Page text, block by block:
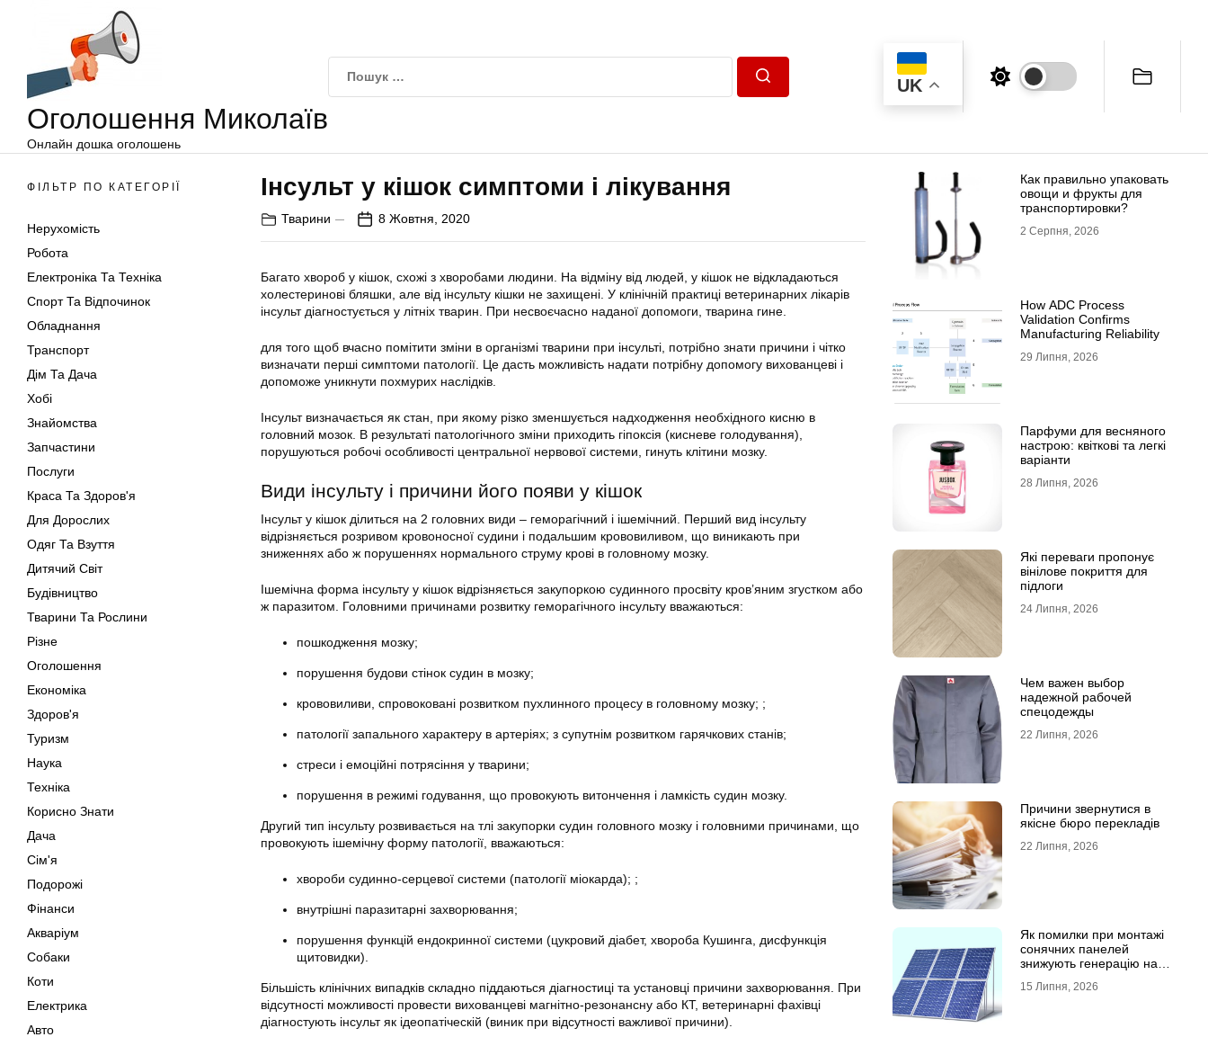
Оголошення Миколаїв
Онлайн дошка оголошень
UK
ФІЛЬТР ПО КАТЕГОРІЇ
Нерухомість
Робота
Електроніка Та Техніка
Спорт Та Відпочинок
Обладнання
Транспорт
Дім Та Дача
Хобі
Знайомства
Запчастини
Послуги
Краса Та Здоров'я
Для Дорослих
Одяг Та Взуття
Дитячий Світ
Будівництво
Тварини Та Рослини
Різне
Оголошення
Економіка
Здоров'я
Туризм
Наука
Техніка
Корисно Знати
Дача
Сім'я
Подорожі
Фінанси
Акваріум
Собаки
Коти
Електрика
Авто
Інсульт у кішок симптоми і лікування
Тварини 8 Жовтня, 2020
Багато хвороб у кішок, схожі з хворобами людини. На відміну від людей, у кішок не відкладаються
холестеринові бляшки, але від інсульту кішки не захищені. У клінічній практиці ветеринарних лікарів
інсульт діагностується у літніх тварин. При несвоєчасно наданої допомоги, тварина гине.
для того щоб вчасно помітити зміни в організмі тварини при інсульті, потрібно знати причини і чітко
визначати перші симптоми патології. Це дасть можливість надати потрібну допомогу вихованцеві і
допоможе уникнути похмурих наслідків.
Інсульт визначається як стан, при якому різко зменшується надходження необхідного кисню в
головний мозок. В результаті патологічного зміни приходить гіпоксія (кисневе голодування),
порушуються робочі особливості центральної нервової системи, гинуть клітини мозку.
Види інсульту і причини його появи у кішок
Інсульт у кішок ділиться на 2 головних види – геморагічний і ішемічний. Перший вид інсульту
відрізняється розривом кровоносної судини і подальшим крововиливом, що виникають при
зниженнях або ж порушеннях нормального струму крові в головному мозку.
Ішемічна форма інсульту у кішок відрізняється закупоркою судинного просвіту кров’яним згустком або
ж паразитом. Головними причинами розвитку геморагічного інсульту вважаються:
пошкодження мозку;
порушення будови стінок судин в мозку;
крововиливи, спровоковані розвитком пухлинного процесу в головному мозку; ;
патології запального характеру в артеріях; з супутнім розвитком гарячкових станів;
стреси і емоційні потрясіння у тварини;
порушення в режимі годування, що провокують витончення і ламкість судин мозку.
Другий тип інсульту розвивається на тлі закупорки судин головного мозку і головними причинами, що
провокують ішемічну форму патології, вважаються:
хвороби судинно-серцевої системи (патології міокарда); ;
внутрішні паразитарні захворювання;
порушення функцій ендокринної системи (цукровий діабет, хвороба Кушинга, дисфункція
щитовидки).
Більшість клінічних випадків складно піддаються діагностиці та установці причини захворювання. При
відсутності можливості провести вихованцеві магнітно-резонансну або КТ, ветеринарні фахівці
діагностують інсульт як ідеопатіческій (виник при відсутності важливої причини).
Как правильно упаковать
овощи и фрукты для
транспортировки?
2 Серпня, 2026
How ADC Process
Validation Confirms
Manufacturing Reliability
29 Липня, 2026
Парфуми для весняного
настрою: квіткові та легкі
варіанти
28 Липня, 2026
Які переваги пропонує
вінілове покриття для
підлоги
24 Липня, 2026
Чем важен выбор
надежной рабочей
спецодежды
22 Липня, 2026
Причини звернутися в
якісне бюро перекладів
22 Липня, 2026
Як помилки при монтажі
сонячних панелей
знижують генерацію на
15 Липня, 2026